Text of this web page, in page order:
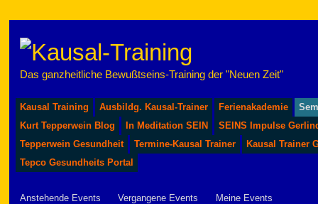
Das ganzheitliche Bewußtseins-Training der "Neuen Zeit"
Kausal Training Ausbildg. Kausal-Trainer Ferienakademie
Kurt Tepperwein Blog
In Meditation SEIN
SEINS Impulse
Tepperwein Gesundheit
Termine-Kausal Trainer
Kausal Trainer
Tepco Gesundheits Portal
Anstehende Events Vergangene Events Meine Events